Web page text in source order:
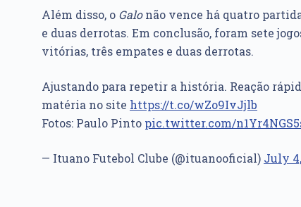
Além disso, o Galonão vence há quatro
e duas derrotas. Em conclusão, foram sete
vitórias, três empates e duas derrotas.
Ajustando para repetir a história. Reação
matéria no site https://t.co/wZo9IvJjlb
Fotos: Paulo Pinto pic.twitter.com/
— Ituano Futebol Clube (@ituanooficial) July